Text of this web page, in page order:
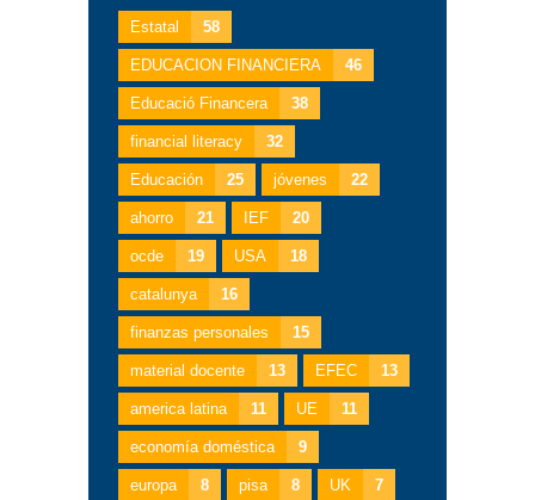
Estatal 58
EDUCACION FINANCIERA 46
Educació Financera 38
financial literacy 32
Educación 25 jóvenes 22
ahorro 21 IEF 20
ocde 19 USA 18
catalunya 16
finanzas personales 15
material docente 13 EFEC 13
america latina 11 UE 11
economía doméstica 9
europa 8 pisa 8 UK 7